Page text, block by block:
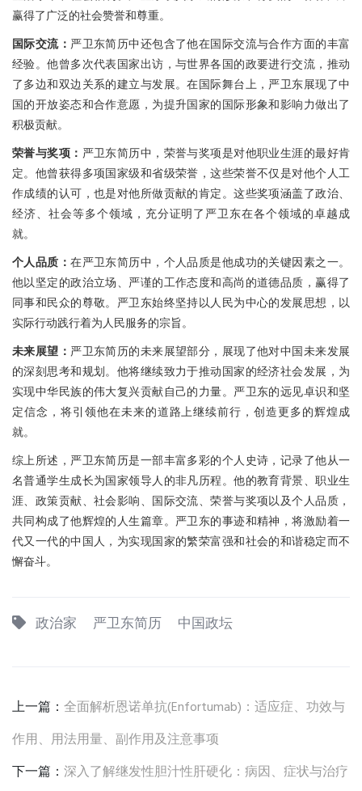
赢得了广泛的社会赞誉和尊重。
国际交流：严卫东简历中还包含了他在国际交流与合作方面的丰富
经验。他曾多次代表国家出访，与世界各国的政要进行交流，推动
了多边和双边关系的建立与发展。在国际舞台上，严卫东展现了中
国的开放姿态和合作意愿，为提升国家的国际形象和影响力做出了
积极贡献。
荣誉与奖项： 严卫东简历中，荣誉与奖项是对他职业生涯的最好肯
定。他曾获得多项国家级和省级荣誉，这些荣誉不仅是对他个人工
作成绩的认可，也是对他所做贡献的肯定。这些奖项涵盖了政治、
经济、社会等多个领域，充分证明了严卫东在各个领域的卓越成
就。
个人品质：在严卫东简历中，个人品质是他成功的关键因素之一。
他以坚定的政治立场、严谨的工作态度和高尚的道德品质，赢得了
同事和民众的尊敬。严卫东始终坚持以人民为中心的发展思想，以
实际行动践行着为人民服务的宗旨。
未来展望：严卫东简历的未来展望部分，展现了他对中国未来发展
的深刻思考和规划。他将继续致力于推动国家的经济社会发展，为
实现中华民族的伟大复兴贡献自己的力量。严卫东的远见卓识和坚
定信念，将引领他在未来的道路上继续前行，创造更多的辉煌成
就。
综上所述，严卫东简历是一部丰富多彩的个人史诗，记录了他从一
名普通学生成长为国家领导人的非凡历程。他的教育背景、职业生
涯、政策贡献、社会影响、国际交流、荣誉与奖项以及个人品质，
共同构成了他辉煌的人生篇章。严卫东的事迹和精神，将激励着一
代又一代的中国人，为实现国家的繁荣富强和社会的和谐稳定而不
懈奋斗。
政治家 严卫东简历 中国政坛
上一篇： 全面解析恩诺单抗(Enfortumab)：适应症、功效与
作用、用法用量、副作用及注意事项
下一篇： 深入了解继发性胆汁性肝硬化：病因、症状与治疗